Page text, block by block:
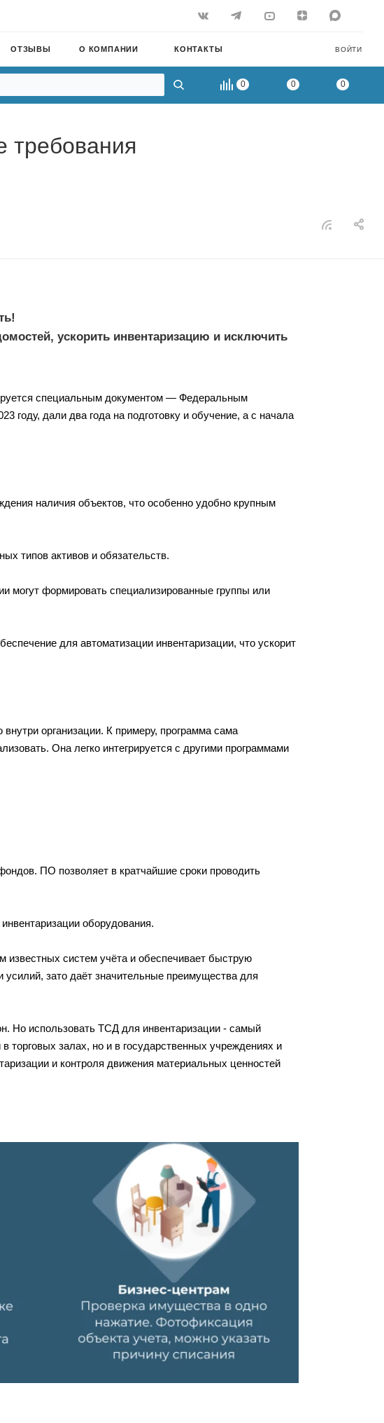
ВОЙТИ
ОТЗЫВЫ О КОМПАНИИ КОНТАКТЫ
0 0 0
требования
ускорить инвентаризацию и исключить
специальным документом — Федеральным
году, дали два года на подготовку и обучение, а с начала
наличия объектов, что особенно удобно крупным
типов активов и обязательств.
могут формировать специализированные группы или
для автоматизации инвентаризации, что ускорит
организации. К примеру, программа сама
Она легко интегрируется с другими программами
ПО позволяет в кратчайшие сроки проводить
оборудования.
известных систем учёта и обеспечивает быструю
зато даёт значительные преимущества для
Но использовать ТСД для инвентаризации - самый
залах, но и в государственных учреждениях и
и контроля движения материальных ценностей